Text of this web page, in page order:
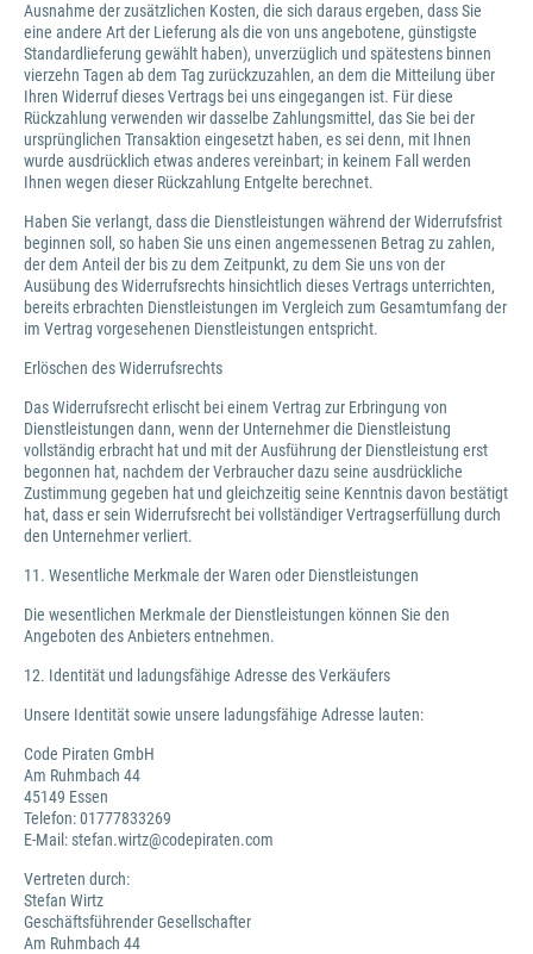
Ausnahme der zusätzlichen Kosten, die sich daraus ergeben, dass Sie
eine andere Art der Lieferung als die von uns angebotene, günstigste
Standardlieferung gewählt haben), unverzüglich und spätestens binnen
vierzehn Tagen ab dem Tag zurückzuzahlen, an dem die Mitteilung über
Ihren Widerruf dieses Vertrags bei uns eingegangen ist. Für diese
Rückzahlung verwenden wir dasselbe Zahlungsmittel, das Sie bei der
ursprünglichen Transaktion eingesetzt haben, es sei denn, mit Ihnen
wurde ausdrücklich etwas anderes vereinbart; in keinem Fall werden
Ihnen wegen dieser Rückzahlung Entgelte berechnet.
Haben Sie verlangt, dass die Dienstleistungen während der Widerrufsfrist
beginnen soll, so haben Sie uns einen angemessenen Betrag zu zahlen,
der dem Anteil der bis zu dem Zeitpunkt, zu dem Sie uns von der
Ausübung des Widerrufsrechts hinsichtlich dieses Vertrags unterrichten,
bereits erbrachten Dienstleistungen im Vergleich zum Gesamtumfang der
im Vertrag vorgesehenen Dienstleistungen entspricht.
Erlöschen des Widerrufsrechts
Das Widerrufsrecht erlischt bei einem Vertrag zur Erbringung von
Dienstleistungen dann, wenn der Unternehmer die Dienstleistung
vollständig erbracht hat und mit der Ausführung der Dienstleistung erst
begonnen hat, nachdem der Verbraucher dazu seine ausdrückliche
Zustimmung gegeben hat und gleichzeitig seine Kenntnis davon bestätigt
hat, dass er sein Widerrufsrecht bei vollständiger Vertragserfüllung durch
den Unternehmer verliert.
11. Wesentliche Merkmale der Waren oder Dienstleistungen
Die wesentlichen Merkmale der Dienstleistungen können Sie den
Angeboten des Anbieters entnehmen.
12. Identität und ladungsfähige Adresse des Verkäufers
Unsere Identität sowie unsere ladungsfähige Adresse lauten:
Code Piraten GmbH
Am Ruhmbach 44
45149 Essen
Telefon: 01777833269
E-Mail: stefan.wirtz@codepiraten.com
Vertreten durch:
Stefan Wirtz
Geschäftsführender Gesellschafter
Am Ruhmbach 44